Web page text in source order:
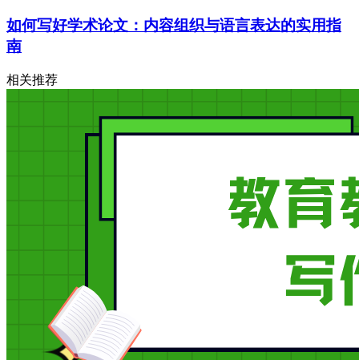
如何写好学术论文：内容组织与语言表达的实用指
南
相关推荐